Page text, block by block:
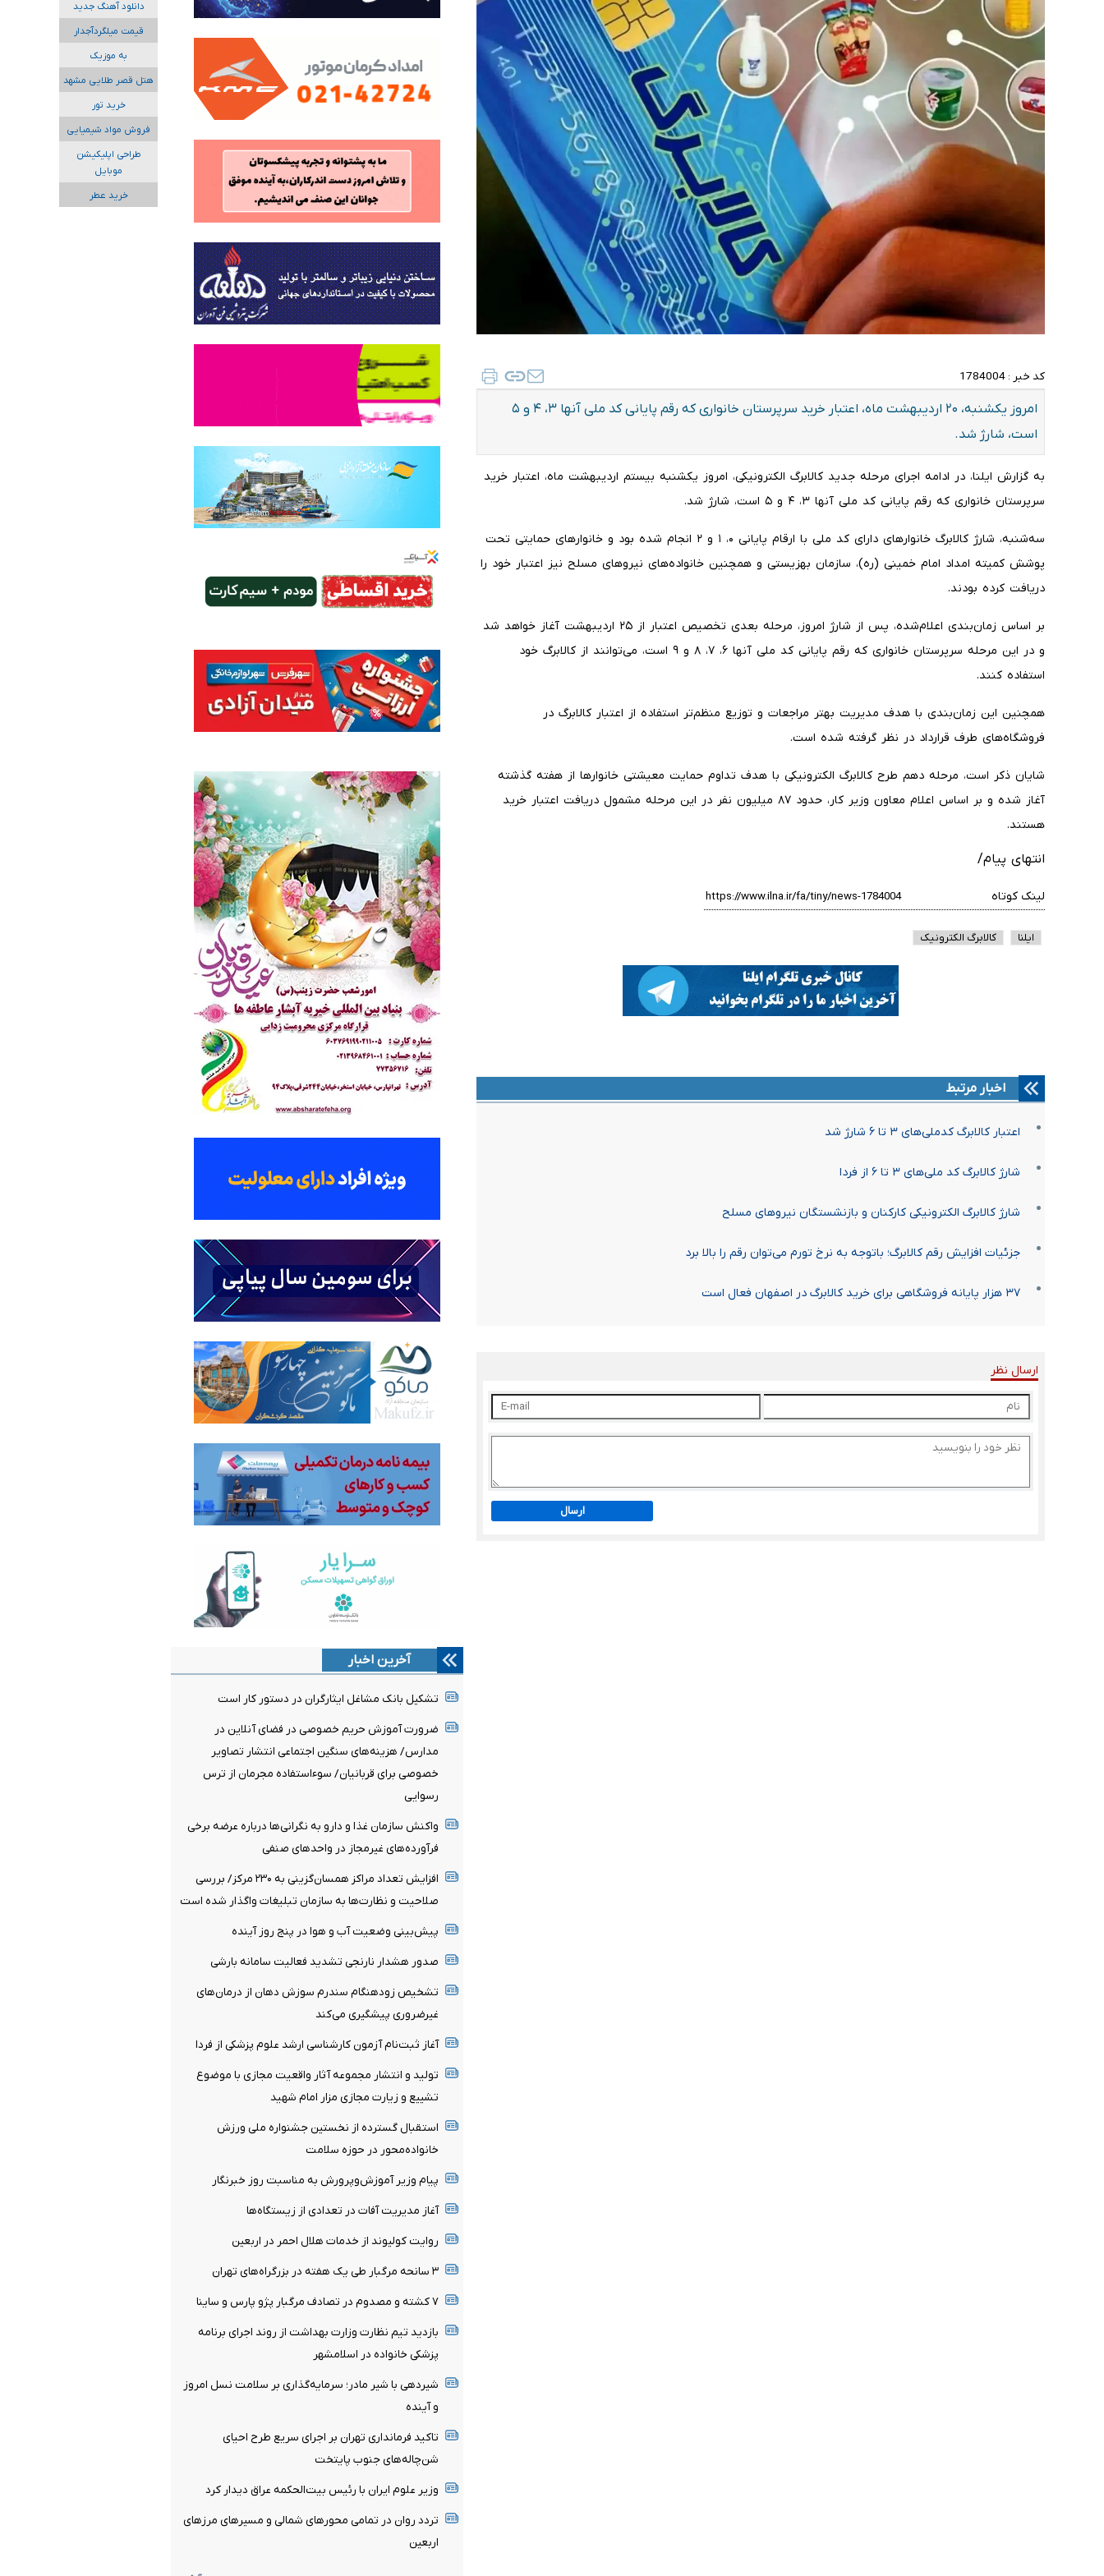
کد خبر : 1784004
امروز یکشنبه، ۲۰ اردیبهشت ماه، اعتبار خرید سرپرستان خانواری که رقم پایانی کد ملی آنها ۳، ۴ و ۵
است، شارژ شد.
به گزارش ایلنا، در ادامه اجرای مرحله جدید کالابرگ الکترونیکی، امروز یکشنبه بیستم اردیبهشت ماه، اعتبار خرید
سرپرستان خانواری که رقم پایانی کد ملی آنها ۳، ۴ و ۵ است، شارژ شد.
سه‌شنبه، شارژ کالابرگ خانوار‌های دارای کد ملی با ارقام پایانی ۰، ۱ و ۲ انجام شده بود و خانوار‌های حمایتی تحت
پوشش کمیته امداد امام خمینی (ره)، سازمان بهزیستی و همچنین خانواده‌های نیرو‌های مسلح نیز اعتبار خود را
دریافت کرده بودند.
بر اساس زمان‌بندی اعلام‌شده، پس از شارژ امروز، مرحله بعدی تخصیص اعتبار از ۲۵ اردیبهشت آغاز خواهد شد
و در این مرحله سرپرستان خانواری که رقم پایانی کد ملی آنها ۶، ۷، ۸ و ۹ است، می‌توانند از کالابرگ خود
استفاده کنند.
همچنین این زمان‌بندی با هدف مدیریت بهتر مراجعات و توزیع منظم‌تر استفاده از اعتبار کالابرگ در
فروشگاه‌های طرف قرارداد در نظر گرفته شده است.
شایان ذکر است، مرحله دهم طرح کالابرگ الکترونیکی با هدف تداوم حمایت معیشتی خانوار‌ها از هفته گذشته
آغاز شده و بر اساس اعلام معاون وزیر کار، حدود ۸۷ میلیون نفر در این مرحله مشمول دریافت اعتبار خرید
هستند.
انتهای پیام/
لینک کوتاه
ایلنا کالابرگ الکترونیک
اخبار مرتبط
اعتبار کالابرگ کدملی‌های ۳ تا ۶ شارژ شد
شارژ کالابرگ کد ملی‌های ۳ تا ۶ از فردا
شارژ کالابرگ الکترونیکی کارکنان و بازنشستگان نیروهای مسلح
جزئیات افزایش رقم کالابرگ؛ باتوجه به نرخ تورم می‌توان رقم را بالا برد
۳۷ هزار پایانه فروشگاهی برای خرید کالابرگ در اصفهان فعال است
ارسال نظر
ارسال
آخرین اخبار
تشکیل بانک مشاغل ایثارگران در دستور کار است
ضرورت آموزش حریم خصوصی در فضای آنلاین در
مدارس/ هزینه‌های سنگین اجتماعی انتشار تصاویر
خصوصی برای قربانیان/ سوءاستفاده مجرمان از ترس
رسوایی
واکنش سازمان غذا و دارو به نگرانی‌ها درباره عرضه برخی
فرآورده‌های غیرمجاز در واحدهای صنفی
افزایش تعداد مراکز همسان‌گزینی به ۲۳۰ مرکز/ بررسی
صلاحیت و نظارت‌ها به سازمان تبلیغات واگذار شده است
پیش‌بینی وضعیت آب و هوا در پنج روز آینده
صدور هشدار نارنجی تشدید فعالیت سامانه بارشی
تشخیص زودهنگام سندرم سوزش دهان از درمان‌های
غیرضروری پیشگیری می‌کند
آغاز ثبت‌نام‌ آزمون کارشناسی ارشد علوم پزشکی از فردا
تولید و انتشار مجموعه آثار واقعیت مجازی با موضوع
تشییع و زیارت مجازی مزار امام شهید
استقبال گسترده از نخستین جشنواره ملی ورزش
خانواده‌محور در حوزه سلامت
پیام وزیر آموزش‌وپرورش به مناسبت روز خبرنگار
آغاز مدیریت آفات در تعدادی از زیستگاه‌ها
روایت کولیوند از خدمات هلال احمر در اربعین
۳ سانحه مرگبار طی یک هفته در بزرگراه‌های تهران
۷ کشته و مصدوم در تصادف مرگبار پژو پارس و ساینا
بازدید تیم نظارت وزارت بهداشت از روند اجرای برنامه
پزشکی خانواده در اسلامشهر
شیردهی با شیر مادر؛ سرمایه‌گذاری بر سلامت نسل امروز
و آینده
تاکید فرمانداری تهران بر اجرای سریع طرح احیای
شن‌چاله‌های جنوب پایتخت
وزیر علوم ایران با رئیس بیت‌الحکمه عراق دیدار کرد
تردد روان در تمامی محورهای شمالی و مسیرهای مرزهای
اربعین
دانلود آهنگ جدید
قیمت میلگردآجدار
به موزیک
هتل قصر طلایی مشهد
خرید تور
فروش مواد شیمیایی
طراحی اپلیکیشن
موبایل
خرید عطر